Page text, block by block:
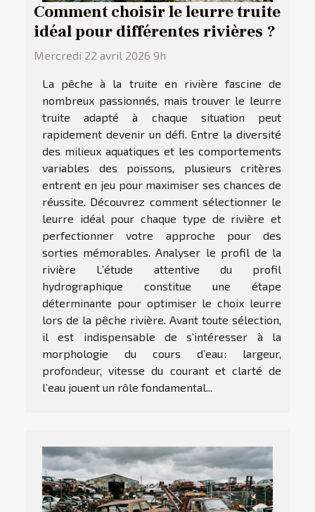
Comment choisir le leurre truite
idéal pour différentes rivières ?
Mercredi 22 avril 2026 9h
La pêche à la truite en rivière fascine de
nombreux passionnés, mais trouver le leurre
truite adapté à chaque situation peut
rapidement devenir un défi. Entre la diversité
des milieux aquatiques et les comportements
variables des poissons, plusieurs critères
entrent en jeu pour maximiser ses chances de
réussite. Découvrez comment sélectionner le
leurre idéal pour chaque type de rivière et
perfectionner votre approche pour des
sorties mémorables. Analyser le profil de la
rivière L’étude attentive du profil
hydrographique constitue une étape
déterminante pour optimiser le choix leurre
lors de la pêche rivière. Avant toute sélection,
il est indispensable de s’intéresser à la
morphologie du cours d’eau : largeur,
profondeur, vitesse du courant et clarté de
l’eau jouent un rôle fondamental...